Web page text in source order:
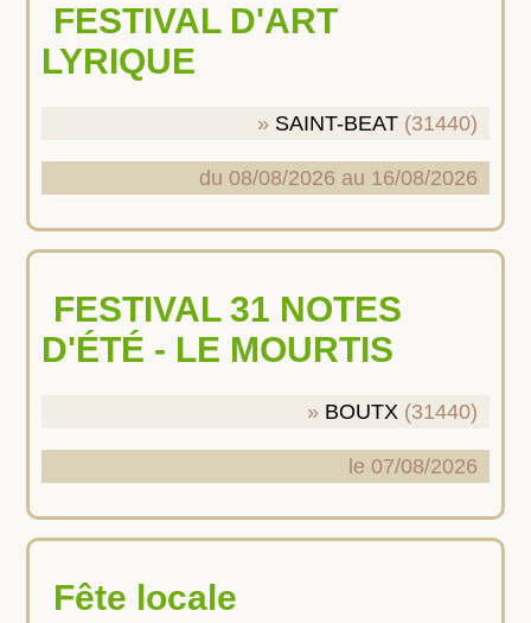
FESTIVAL D'ART
LYRIQUE
SAINT-BEAT (31440)
du 08/08/2026 au 16/08/2026
FESTIVAL 31 NOTES
D'ÉTÉ - LE MOURTIS
BOUTX (31440)
le 07/08/2026
Fête locale